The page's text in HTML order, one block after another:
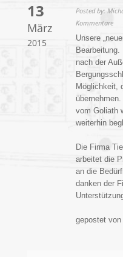
13
März
2015
Posted by:
Kommentare
Unsere
nach der
Möglichkeit,
vom Goliath
weiterhin
Die Firma
arbeitet die
an die
danken der
gepostet von